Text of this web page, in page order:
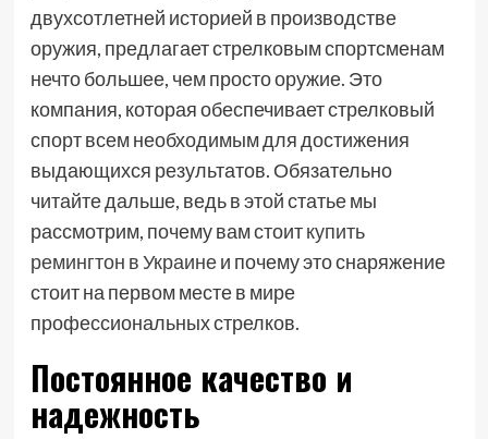
двухсотлетней историей в производстве
оружия, предлагает стрелковым спортсменам
нечто большее, чем просто оружие. Это
компания, которая обеспечивает стрелковый
спорт всем необходимым для достижения
выдающихся результатов. Обязательно
читайте дальше, ведь в этой статье мы
рассмотрим, почему вам стоиткупить
ремингтон в Украинеи почему это снаряжение
стоит на первом месте в мире
профессиональных стрелков.
Постоянное качество и
надежность